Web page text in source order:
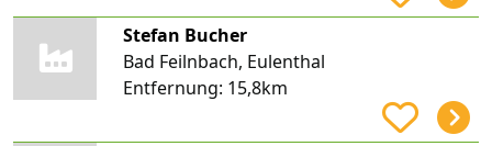
Stefan Bucher
Bad Feilnbach, Eulenthal
Entfernung: 15,8km